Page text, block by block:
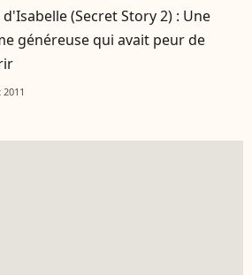
(Secret Story 2) : Une
généreuse qui avait peur de